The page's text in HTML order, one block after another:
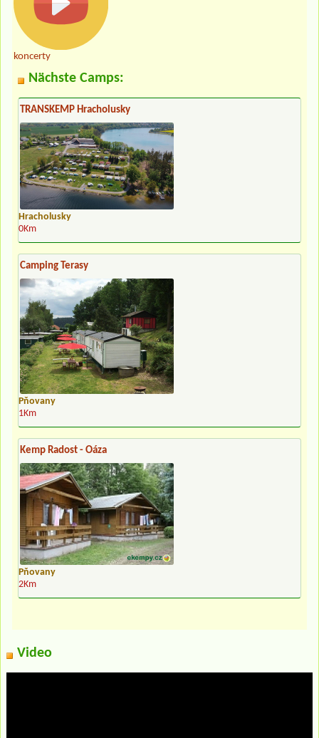
koncerty
Nächste Camps:
TRANSKEMP Hracholusky
Hracholusky
0Km
Camping Terasy
Pňovany
1Km
Kemp Radost - Oáza
Pňovany
2Km
Video